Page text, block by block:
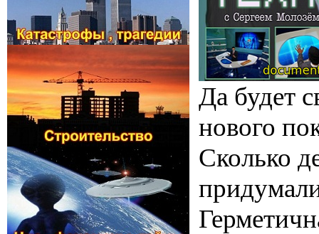
Да будет
нового
Сколько